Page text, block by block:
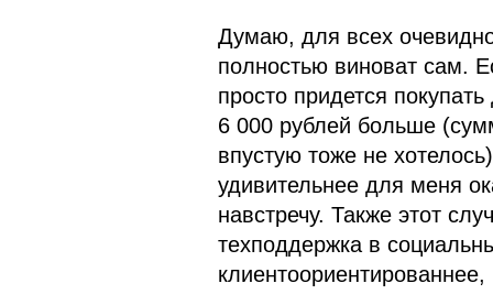
Думаю, для всех
полностью виноват сам.
просто придется
6 000 рублей больше
впустую тоже не
удивительнее для меня
навстречу. Также этот
техподдержка в